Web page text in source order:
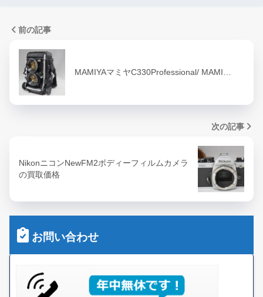
前の記事
MAMIYAマミヤC330Professional/ MAMI…
次の記事
NikonニコンNewFM2ボディーフィルムカメラ
の買取価格
お問い合わせ